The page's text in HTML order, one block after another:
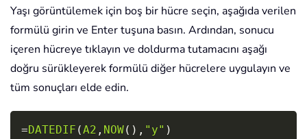
Yaşı görüntülemek için boş bir hücre seçin, aşağıda verilen
formülü girin ve Entertuşuna basın. Ardından, sonucu
içeren hücreye tıklayın ve doldurma tutamacını aşağı
doğru sürükleyerek formülü diğer hücrelere uygulayın ve
tüm sonuçları elde edin.
=DATEDIF (A2 , NOW( ) , "y" )